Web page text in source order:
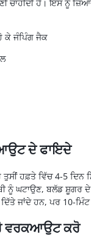
ਚਾਹੀਦੀ ਹੈ। ਇਸ ਨੂੰ
ਕੇਜੰਪਿੰਗਜੈਕ
ਦੇ ਫਾਇਦੇ
ਹਫ਼ਤੇ ਵਿੱਚ 4-5 ਦਿਨ
ਨੂੰ ਘਟਾਉਣ, ਬਲੱਡਸ਼ੂਗਰਦੇ
ਜਾਂਦੇ ਹਨ, ਪਰ 10-ਮਿੰਟ
ਵਰਕਆਉਟਕਰੋ